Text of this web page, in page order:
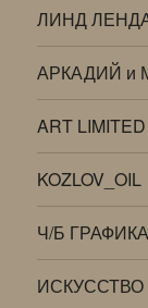
ЛИНД
АРКАДИЙ и
ART LIMITED
KOZLOV_OIL
Ч/Б ГРАФИКА
ИСКУССТВО